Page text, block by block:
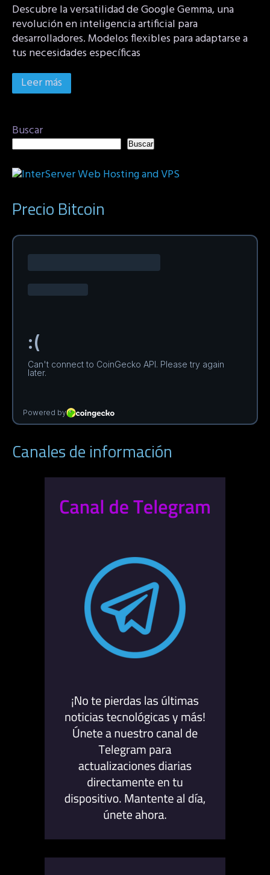
Descubre la versatilidad de Google Gemma, una
revolución en inteligencia artificial para
desarrolladores. Modelos flexibles para adaptarse a
tus necesidades específicas
Leer más
Buscar
Buscar
Precio Bitcoin
Canales de información